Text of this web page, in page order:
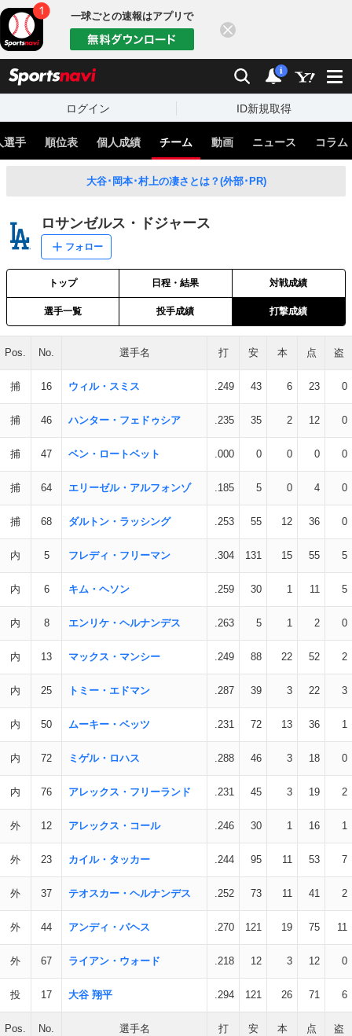
一球ごとの速報はアプリで
検索 通知
i
ログイン ID新規取得
選手 順位表 個人成績 チーム 動画 ニュース コラム
大谷･岡本･村上の凄さとは？(外部･PR)
ロサンゼルス・ドジャース
フォロー
トップ 日程・結果 対戦成績
選手一覧 投手成績 打撃成績
Pos. No. 選手名 打 安 本 点 盗
捕 16 ウィル・スミス .249 43 6 23 0
捕 46 ハンター・フェドゥシア .235 35 2 12 0
捕 47 ベン・ロートベット .000 0 0 0 0
捕 64 エリーゼル・アルフォンゾ .185 5 0 4 0
捕 68 ダルトン・ラッシング .253 55 12 36 0
内 5 フレディ・フリーマン .304 131 15 55 5
内 6 キム・ヘソン .259 30 1 11 5
内 8 エンリケ・ヘルナンデス .263 5 1 2 0
内 13 マックス・マンシー .249 88 22 52 2
内 25 トミー・エドマン .287 39 3 22 3
内 50 ムーキー・ベッツ .231 72 13 36 1
内 72 ミゲル・ロハス .288 46 3 18 0
内 76 アレックス・フリーランド .231 45 3 19 2
外 12 アレックス・コール .246 30 1 16 1
外 23 カイル・タッカー .244 95 11 53 7
外 37 テオスカー・ヘルナンデス .252 73 11 41 2
外 44 アンディ・パヘス .270 121 19 75 11
外 67 ライアン・ウォード .218 12 3 12 0
投 17 大谷 翔平 .294 121 26 71 6
Pos. No. 選手名 打 安 本 点 盗